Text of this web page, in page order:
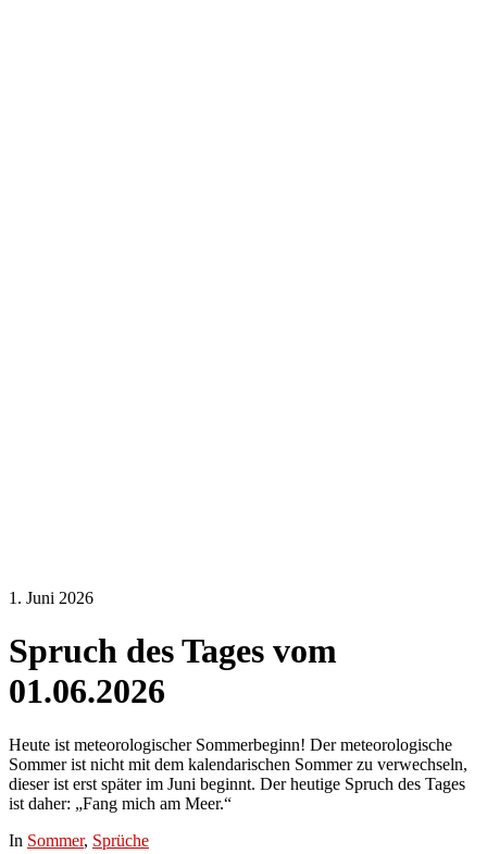
1. Juni 2026
Spruch des Tages vom
01.06.2026
Heute ist meteorologischer Sommerbeginn! Der meteorologische
Sommer ist nicht mit dem kalendarischen Sommer zu verwechseln,
dieser ist erst später im Juni beginnt. Der heutige Spruch des Tages
ist daher: „Fang mich am Meer.“
In Sommer, Sprüche